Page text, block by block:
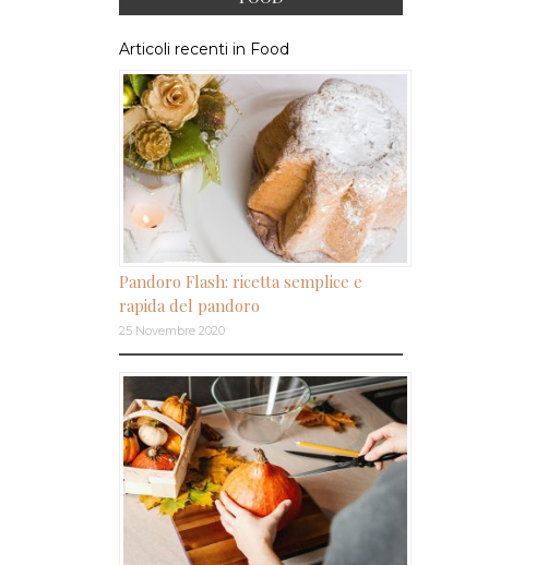
Articoli recenti in Food
Pandoro Flash: ricetta semplice e
rapida del pandoro
25 Novembre 2020